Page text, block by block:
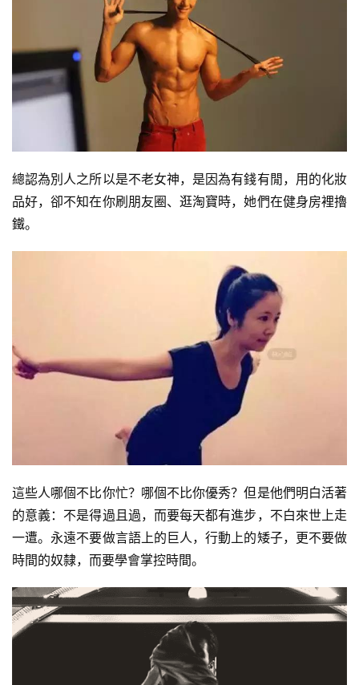
總認為別人之所以是不老女神，是因為有錢有閒，用的化妝
品好，卻不知在你刷朋友圈、逛淘寶時，她們在健身房裡擼
鐵。
這些人哪個不比你忙？哪個不比你優秀？但是他們明白活著
的意義：不是得過且過，而要每天都有進步，不白來世上走
一遭。永遠不要做言語上的巨人，行動上的矮子，更不要做
時間的奴隸，而要學會掌控時間。